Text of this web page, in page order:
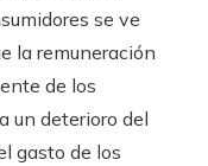
se ve
la remuneración
de los
un deterioro del
gasto de los